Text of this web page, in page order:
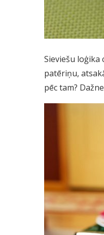
Sieviešu
patēriņu,
pēc tam?